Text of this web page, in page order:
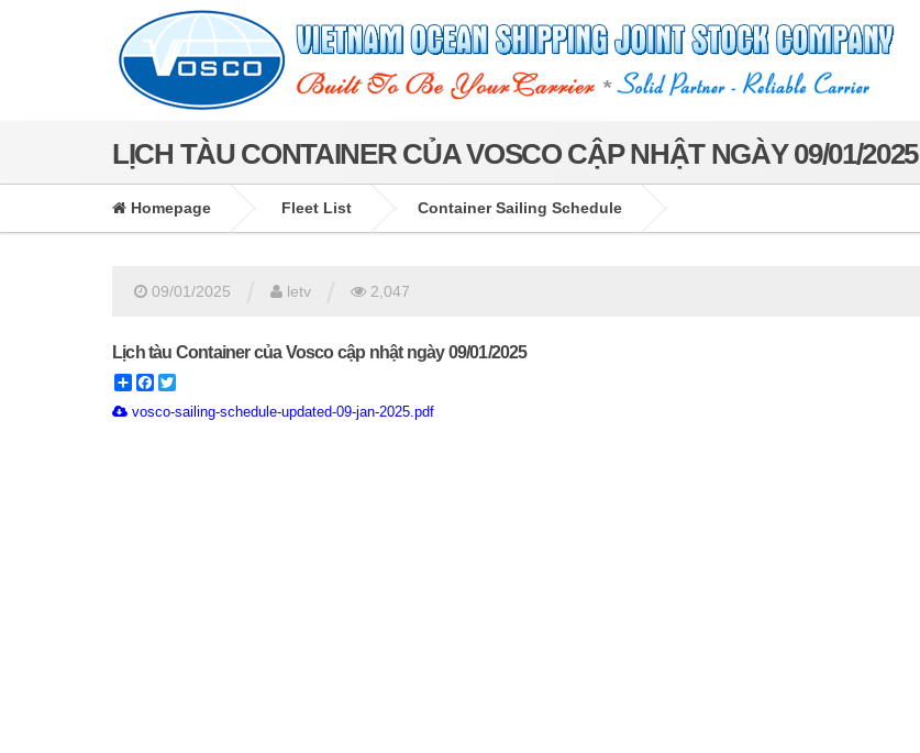
LỊCH TÀU CONTAINER CỦA VOSCO CẬP NHẬT NGÀY 09/01/2025
Homepage Fleet List Container Sailing Schedule
09/01/2025 letv 2,047
Lịch tàu Container của Vosco cập nhật ngày 09/01/2025
ShareFacebook
vosco-sailing-schedule-updated-09-jan-2025.pdf